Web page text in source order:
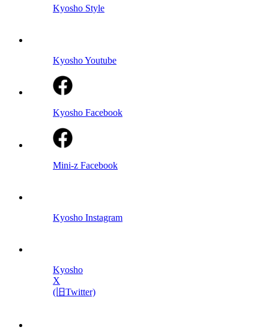
Kyosho Style
Kyosho Youtube
Kyosho Facebook
Mini-z Facebook
Kyosho Instagram
Kyosho
X
(旧Twitter)